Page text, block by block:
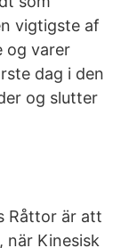
vigtigste af
og varer
dag i den
og slutter
Råttor är att
när Kinesisk